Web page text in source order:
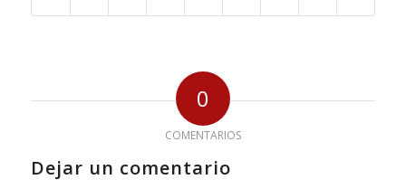
0
COMENTARIOS
Dejar un comentario